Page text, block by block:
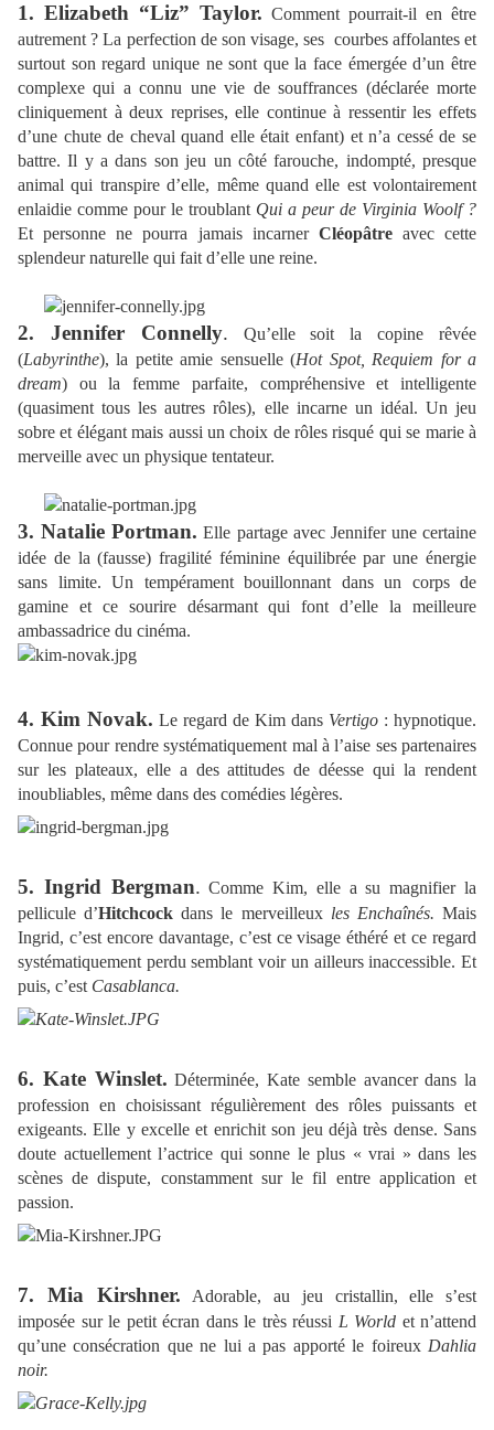
1. Elizabeth “Liz” Taylor. Comment pourrait-il en être
autrement ? La perfection de son visage, ses courbes affolantes et
surtout son regard unique ne sont que la face émergée d’un être
complexe qui a connu une vie de souffrances (déclarée morte
cliniquement à deux reprises, elle continue à ressentir les effets
d’une chute de cheval quand elle était enfant) et n’a cessé de se
battre. Il y a dans son jeu un côté farouche, indompté, presque
animal qui transpire d’elle, même quand elle est volontairement
enlaidie comme pour le troublant Qui a peur de Virginia Woolf ?
Et personne ne pourra jamais incarner Cléopâtreavec cette
splendeur naturelle qui fait d’elle une reine.
2. Jennifer Connelly. Qu’elle soit la copine rêvée
(Labyrinthe), la petite amie sensuelle (Hot Spot, Requiem for a
dream) ou la femme parfaite, compréhensive et intelligente
(quasiment tous les autres rôles), elle incarne un idéal. Un jeu
sobre et élégant mais aussi un choix de rôles risqué qui se marie à
merveille avec un physique tentateur.
3. Natalie Portman. Elle partage avec Jennifer une certaine
idée de la (fausse) fragilité féminine équilibrée par une énergie
sans limite. Un tempérament bouillonnant dans un corps de
gamine et ce sourire désarmant qui font d’elle la meilleure
ambassadrice du cinéma.
4. Kim Novak. Le regard de Kim dans Vertigo : hypnotique.
Connue pour rendre systématiquement mal à l’aise ses partenaires
sur les plateaux, elle a des attitudes de déesse qui la rendent
inoubliables, même dans des comédies légères.
5. Ingrid Bergman. Comme Kim, elle a su magnifier la
pellicule d’Hitchcock dans le merveilleux les Enchaînés. Mais
Ingrid, c’est encore davantage, c’est ce visage éthéré et ce regard
systématiquement perdu semblant voir un ailleurs inaccessible. Et
puis, c’est Casablanca.
6. Kate Winslet. Déterminée, Kate semble avancer dans la
profession en choisissant régulièrement des rôles puissants et
exigeants. Elle y excelle et enrichit son jeu déjà très dense. Sans
doute actuellement l’actrice qui sonne le plus « vrai » dans les
scènes de dispute, constamment sur le fil entre application et
passion.
7. Mia Kirshner.
Adorable, au jeu cristallin, elle s’est
imposée sur le petit écran dans le très réussi L World et n’attend
qu’une consécration que ne lui a pas apporté le foireux Dahlia
noir.